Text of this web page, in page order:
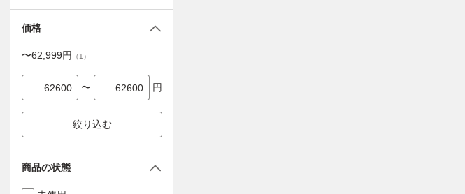
価格
〜62,999円 （1 ）
〜 円
絞り込む
商品の状態